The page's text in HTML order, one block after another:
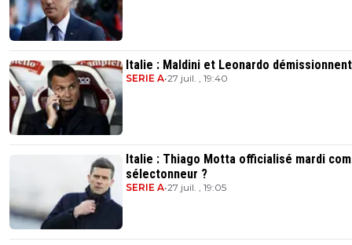
Italie : Maldini et Leonardo démissionnent
SERIE A•27 juil. , 19:40
Italie : Thiago Motta officialisé mardi
sélectonneur ?
SERIE A•27 juil. , 19:05